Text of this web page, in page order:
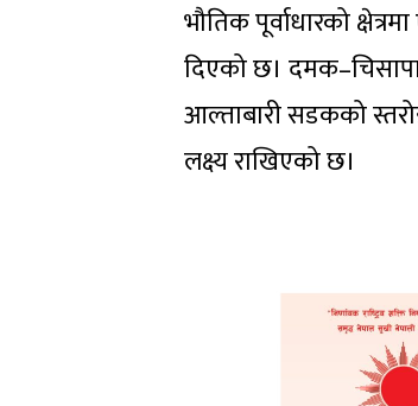
भौतिक पूर्वाधारको
दिएको छ।
आल्ताबारी सडकको
लक्ष्य राखिएको छ।